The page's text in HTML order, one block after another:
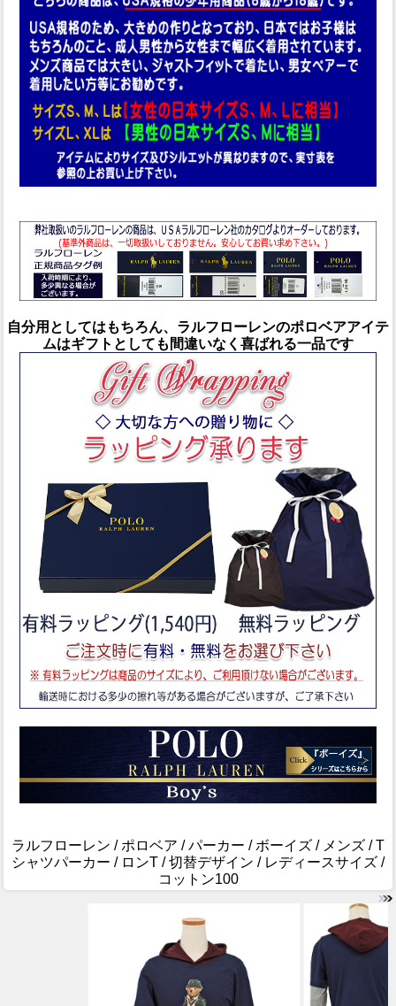
自分用としてはもちろん、ラルフローレンのポロベアアイテ
ムはギフトとしても間違いなく喜ばれる一品です
ラルフローレン / ポロベア / パーカー / ボーイズ / メンズ / T
シャツパーカー / ロンT / 切替デザイン / レディースサイズ /
コットン100